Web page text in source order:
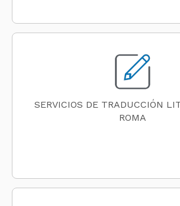
SERVICIOS DE TRADUCCIÓN
ROMA